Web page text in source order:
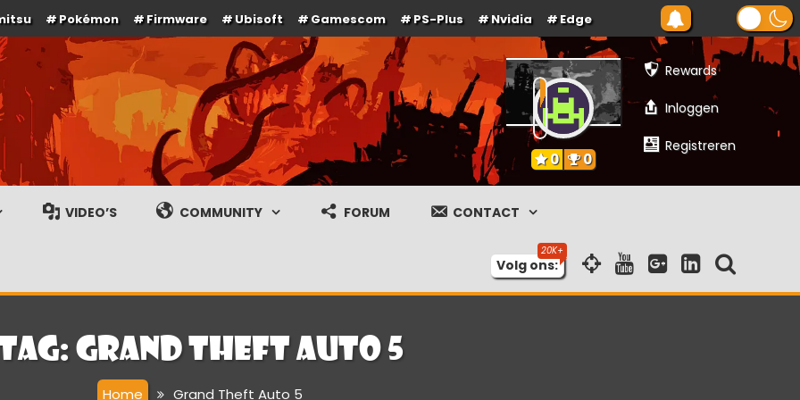
Pokémon Firmware Ubisoft Gamescom PS-Plus Nvidia Edge
gameplay streams
Rewards
Inloggen
Registreren
0 0
VIDEO’S COMMUNITY FORUM CONTACT
Volg ons:
Grand Theft Auto 5
Home Grand Theft Auto 5